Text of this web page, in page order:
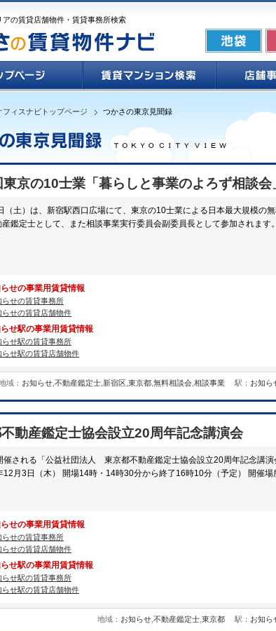
アの賃貸店舗物件・賃貸事務所検索
フィスナビトップページ つかさの東京見聞録
京の10士業「暮らしと事業のよろず相談会
（土）は、新宿駅西口広場にて、東京の10士業による日本最大規模の
鑑定士として、また相談事業実行委員会副委員長として参加されます
せの事業用賃貸情報
らせの賃貸事務所
らせの賃貸店舗物件
せ駅の事業用賃貸情報
らせ駅の賃貸事務所
らせ駅の賃貸店舗物件
域： お知らせ 不動産鑑定士 新宿区 東京都 無料相談会 相談事業 駅： お知ら
動産鑑定士協会設立20周年記念講演会
催される「公益社団法人 東京都不動産鑑定士協会設立20周年記念講演
12月3日（木） 開場14時・14時30分から終了16時10分（予定） 開催
せの事業用賃貸情報
らせの賃貸事務所
らせの賃貸店舗物件
せ駅の事業用賃貸情報
らせ駅の賃貸事務所
らせ駅の賃貸店舗物件
地域： お知らせ 不動産鑑定士 東京都 駅： お知ら